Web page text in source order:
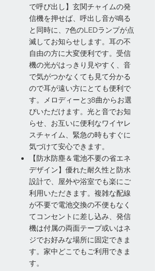
で呼び出し】玄関チャイムの発
信機を押せば、呼出し音が鳴る
と同時に、7色のLEDランプが点
滅してお知らせします。耳の不
自由の方に大変便利です。受信
機の光がはっきり見やすく、音
で気がつかなくても見て分かる
ので耳が遠い方にとても便利で
す。メロディーと38曲からお選
びいただけます。光と音でお知
らせ、お互いに便利なワイヤレ
スチャイム、緊急の時もすぐに
気づけて安心できます。
【防水防塵＆電池不要の省エネ
デザイン】優れた耐久性と防水
設計で、屋外や浴室でも楽にご
利用いただきます。複雑な配線
が不要で電池交換の不便もなく
てコンセントに差し込み、発信
機は付属の両面テープ或いはネ
ジでお好みな場所に固定できま
す。家中どこでもご利用できま
す。